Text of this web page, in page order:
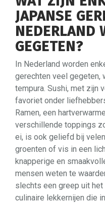
JAPANSE
NEDERLAND
GEGETEN?
In Nederland worden
gerechten veel gegeten,
tempura. Sushi, met zijn
favoriet onder
Ramen, een
verschillende toppings
ei, is ook geliefd bij
groenten of vis in een
knapperige en
mensen weten te
slechts een greep uit
culinaire lekkernijen die